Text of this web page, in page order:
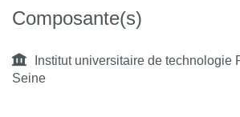
Composante(s)
Institut universitaire de technologie
Seine